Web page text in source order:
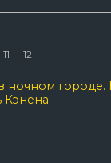
11 12
ночном городе.
Кэнена